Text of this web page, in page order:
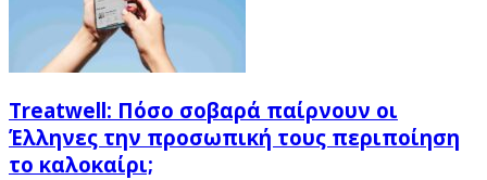
Treatwell: Πόσο σοβαρά παίρνουν οι
Έλληνες την προσωπική τους περιποίηση
το καλοκαίρι;